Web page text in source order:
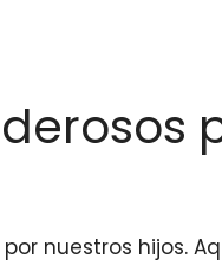
nuestros hijos.